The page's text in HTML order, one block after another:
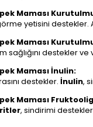
Maması
yetisini destekler.
Maması
sağlığını destekler
Maması İnulin:
destekler. İnulin,
Maması
, sindirimi destekler